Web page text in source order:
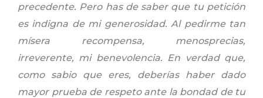
precedente. Pero has de saber que tu petición
es indigna de mi generosidad. Al pedirme tan
mísera recompensa, menosprecias,
irreverente, mi benevolencia. En verdad que,
como sabio que eres, deberías haber dado
mayor prueba de respeto ante la bondad de tu